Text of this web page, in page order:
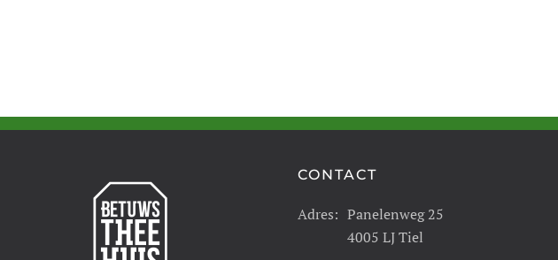
CONTACT
Adres: Panelenweg 25
4005 LJ Tiel